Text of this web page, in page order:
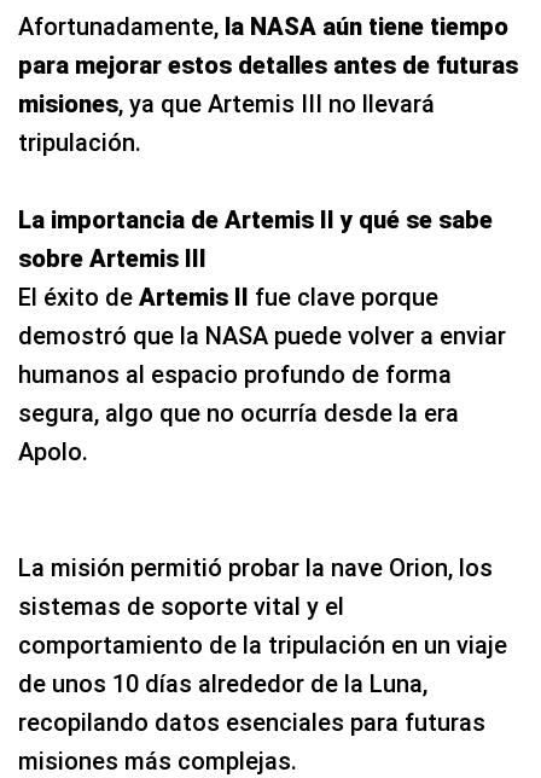
Afortunadamente, la NASA aún tiene tiempo
para mejorar estos detalles antes de futuras
misiones, ya que Artemis III no llevará
tripulación.
La importancia de Artemis II y qué se sabe
sobre Artemis III
El éxito de Artemis II fue clave porque
demostró que la NASA puede volver a enviar
humanos al espacio profundo de forma
segura, algo que no ocurría desde la era
Apolo.
La misión permitió probar la nave Orion, los
sistemas de soporte vital y el
comportamiento de la tripulación en un viaje
de unos 10 días alrededor de la Luna,
recopilando datos esenciales para futuras
misiones más complejas.